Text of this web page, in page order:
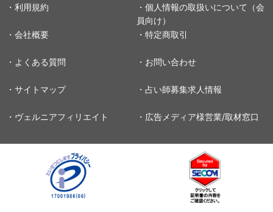
・利用規約
・個人情報の取扱いについて（会
員向け）
・会社概要
・特定商取引
・よくある質問 ・お問い合わせ
・サイトマップ ・占い師募集求人情報
・ヴェルニアフィリエイト ・広告メディア様営業/取材窓口